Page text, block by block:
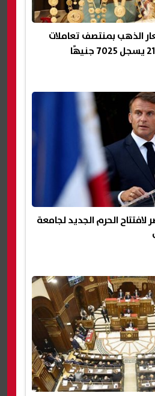
الذهب بمنتصف تعاملات
لافتتاح الحرم الجديد لجامعة